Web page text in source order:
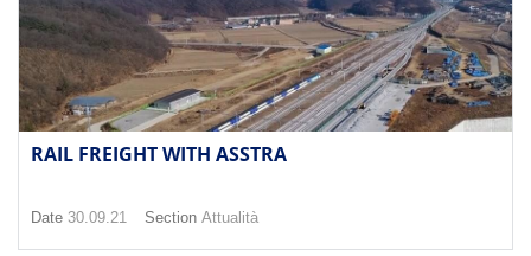
RAIL FREIGHT WITH ASSTRA
Date 30.09.21 Section Attualità